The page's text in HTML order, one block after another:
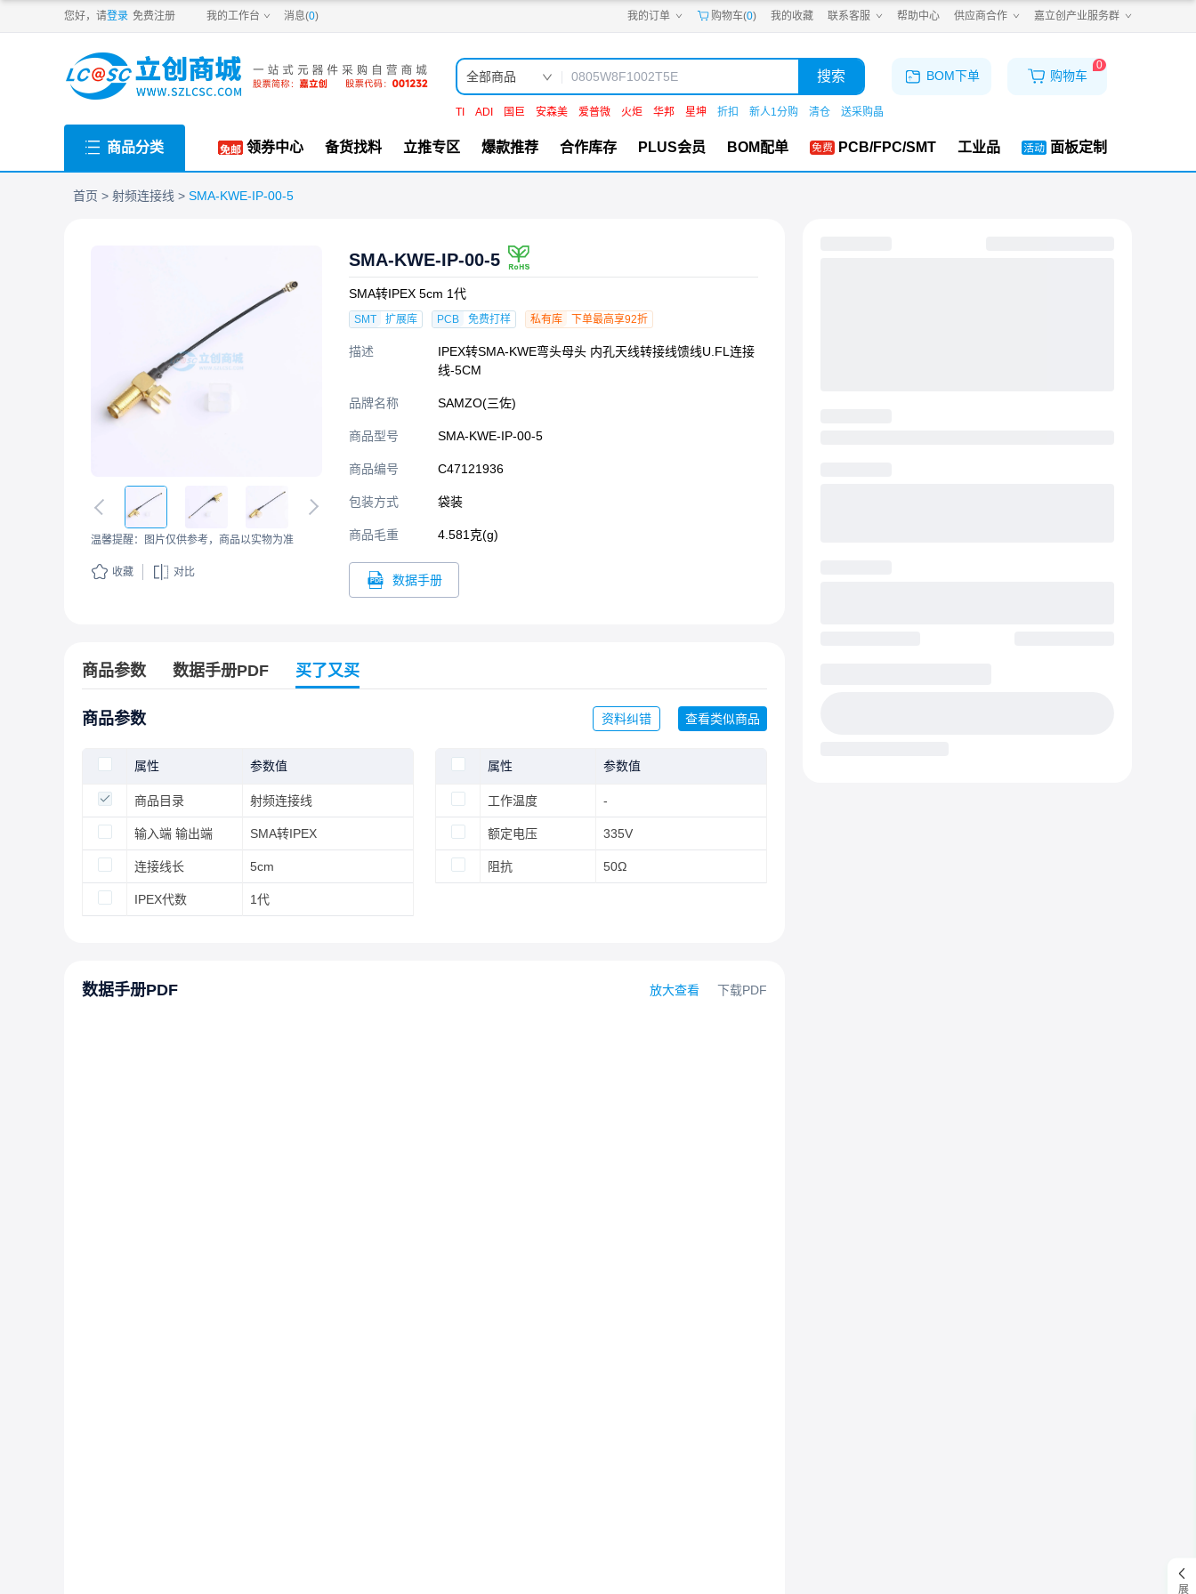
您好，请登录 免费注册 我的工作台 消息(0) 我的订单 购物车(0) 我的收藏 联系客服 帮助中心 供应商合作 嘉立创产业服务群
嘉立创PCB
嘉立创FA
机电工坊
全部商品 搜索
TI ADI 国巨 安森美 爱普微 火炬 华邦 星坤 折扣 新人1分购 清仓 送采购晶
BOM下单 购物车
0
商品分类 领券中心 备货找料 立推专区 爆款推荐 合作库存 PLUS会员 BOM配单 PCB/FPC/SMT 工业品 面板定制
首页 射频连接线 SMA-KWE-IP-00-5
温馨提醒：图片仅供参考，商品以实物为准
收藏 对比
SMA-KWE-IP-00-5
SMA转IPEX 5cm 1代
SMT 扩展库 PCB 免费打样 私有库 下单最高享92折
描述
IPEX转SMA-KWE弯头母头 内孔天线转接线馈线U.FL连接
线-5CM
品牌名称 SAMZO(三佐)
商品型号 SMA-KWE-IP-00-5
商品编号 C47121936
包装方式 袋装
商品毛重 4.581克(g)
数据手册
商品参数 数据手册PDF 买了又买
商品参数 资料纠错 查看类似商品
属性 参数值
商品目录 射频连接线
输入端 输出端 SMA转IPEX
连接线长 5cm
IPEX代数 1代
属性 参数值
工作温度 -
额定电压 335V
阻抗 50Ω
数据手册PDF 放大查看 下载PDF